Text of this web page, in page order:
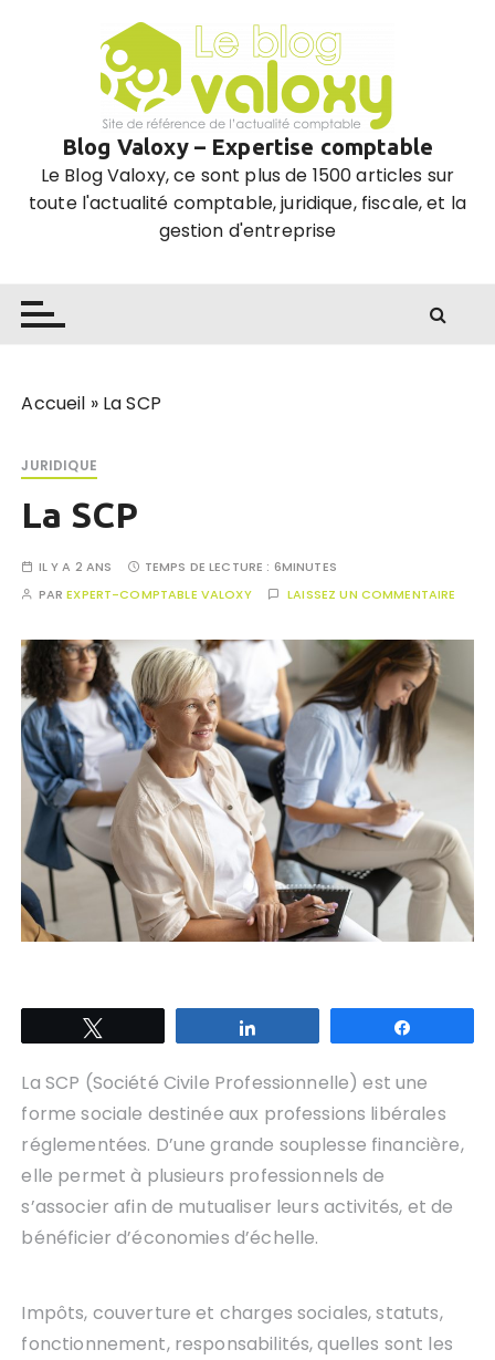
Blog Valoxy – Expertise comptable
Le Blog Valoxy, ce sont plus de 1500 articles sur
toute l'actualité comptable, juridique, fiscale, et la
gestion d'entreprise
Accueil » La SCP
JURIDIQUE
La SCP
IL Y A 2 ANS TEMPS DE LECTURE : 6MINUTES
PAREXPERT-COMPTABLE VALOXY LAISSEZ UN COMMENTAIRE
La SCP (Société Civile Professionnelle) est une
forme sociale destinée aux professions libérales
réglementées. D’une grande souplesse financière,
elle permet à plusieurs professionnels de
s’associer afin de mutualiser leurs activités, et de
bénéficier d’économies d’échelle.
Impôts, couverture et charges sociales, statuts,
fonctionnement, responsabilités, quelles sont les